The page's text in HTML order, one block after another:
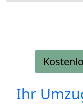
Ihr